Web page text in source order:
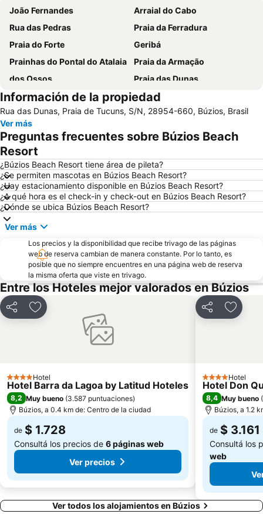
João Fernandes
Arraial do Cabo
Rua das Pedras
Praia da Ferradura
Praia do Forte
Geribá
Prainhas do Pontal do Atalaia
Praia da Armação
dos Ossos
Praia das Dunas
Rio das Ostras
Praia das Conchas
do Forno
Porto da Barra
Tortuga
Orla Bardot
Azeda e Azedinha
José Gonçalves
Información de la propiedad
Rua das Dunas, Praia de Tucuns, S/N, 28954-660, Búzios, Brasil
Ver más
Preguntas frecuentes sobre Búzios Beach
Resort
¿Búzios Beach Resort tiene área de pileta?
¿Se permiten mascotas en Búzios Beach Resort?
¿Hay estacionamiento disponible en Búzios Beach Resort?
¿A qué hora es el check-in y check-out en Búzios Beach Resort?
¿Dónde se ubica Búzios Beach Resort?
Ver más
Los precios y la disponibilidad que recibe trivago de las páginas
web de reserva cambian de manera constante. Por lo tanto, es
posible que no siempre encuentres en una página web de reserva
la misma oferta que viste en trivago.
Entre los Hoteles mejor valorados en Búzios
CompartirAñadir a favoritos
4 Estrellas
Hotel
Hotel Barra da Lagoa by Latitud Hoteles
8,2 Muy bueno (3.587 puntuaciones)
Búzios, a 0.4 km de: Centro de la ciudad
de $ 1.728
Consultá los precios de 6 páginas web
Ver precios
CompartirAñadir
4 Estrellas
Hotel
Hotel Don
8,4 Muy bueno (
Búzios, a 1.2
de $ 3.161
Consultá los
web
Ver todos los alojamientos en Búzios